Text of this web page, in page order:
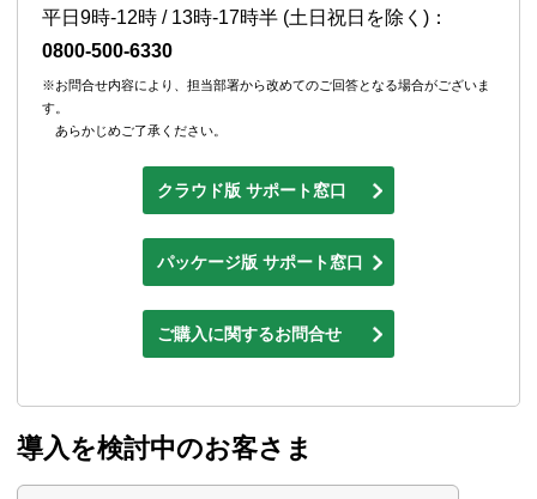
平日9時-12時 / 13時-17時半 (土日祝日を除く)：
0800-500-6330
※お問合せ内容により、担当部署から改めてのご回答となる場合がございま
す。
あらかじめご了承ください。
クラウド版 サポート窓口
パッケージ版 サポート窓口
ご購入に関するお問合せ
導入を検討中のお客さま